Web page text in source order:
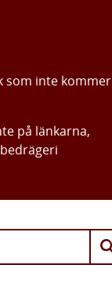
som inte kommer
på länkarna,